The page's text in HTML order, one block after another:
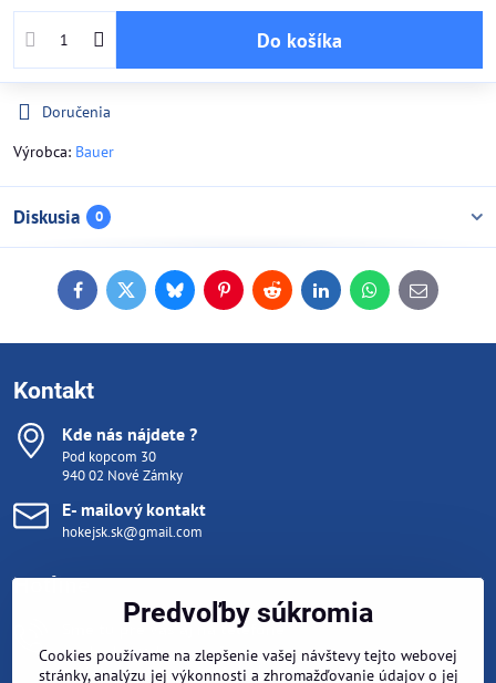
Do košíka
Doručenia
Výrobca: Bauer
Diskusia 0
FacebookTwitterBlueskyPinterestReddit LinkedInWhatsApp
E-
mail
Kontakt
Kde nás nájdete ?
Pod kopcom 30
940 02 Nové Zámky
E- mailový kontakt
hokejsk.sk@gmail.com
Hotline
Sme tu pre vás aj na telefóne
Pondelok- Piatok 10:00 - 15:00
Počas tréningu (mimo týchto hodín) nám napíšte email na
Predvoľby súkromia
Cookies používame na zlepšenie vašej návštevy tejto webovej
stránky, analýzu jej výkonnosti a zhromažďovanie údajov o jej